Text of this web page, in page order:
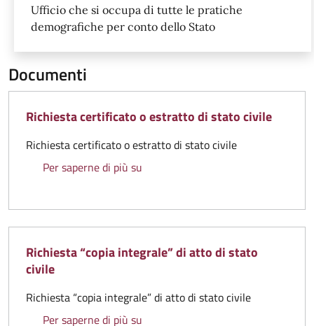
Ufficio che si occupa di tutte le pratiche
demografiche per conto dello Stato
Documenti
Richiesta certificato o estratto di stato civile
Richiesta certificato o estratto di stato civile
Per saperne di più su
Richiesta “copia integrale” di atto di stato
civile
Richiesta “copia integrale” di atto di stato civile
Per saperne di più su